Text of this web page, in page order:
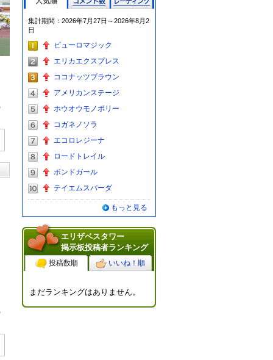
グ
集計期間：2026年7月27日～2026年8月2
日
ピューロマジック
エリカエクスプレス
ココナッツブラウン
アメリカンステージ
ホウオウモノポリー
コガネノソラ
エコロレジーナ
ロードトレイル
ボンドガール
テイエムスパーダ
もっと見る
エリザベスタワー
掲示板投稿者ランキング
投稿数順 いいね！順
まだランキングはありません。